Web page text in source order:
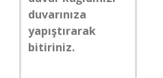
duvarınıza
yapıştırarak
bitiriniz.